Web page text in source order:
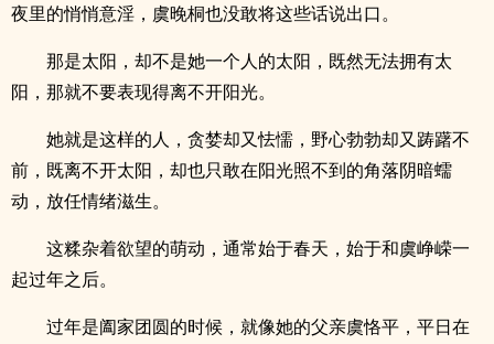
夜里的悄悄意淫，虞晚桐也没敢将这些话说出口。
那是太阳，却不是她一个人的太阳，既然无法拥有太
阳，那就不要表现得离不开阳光。
她就是这样的人，贪婪却又怯懦，野心勃勃却又踌躇不
前，既离不开太阳，却也只敢在阳光照不到的角落阴暗蠕
动，放任情绪滋生。
这糅杂着欲望的萌动，通常始于春天，始于和虞峥嵘一
起过年之后。
过年是阖家团圆的时候，就像她的父亲虞恪平，平日在